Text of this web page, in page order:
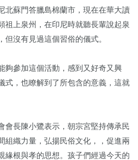
北蘇門答臘島棉蘭市，現在在華大讀
祖上泉州，在印尼時就聽長輩說起泉
但沒有見過這個習俗的儀式。
夠參加這個活動，感到又好奇又興
式，也瞭解到了所包含的意義，這就
會長陳小鷺表示，朝宗宮堅持傳承民
組織力量，弘揚民俗文化，，促進兩
緣根與孝的思想。孩子們經過今天的